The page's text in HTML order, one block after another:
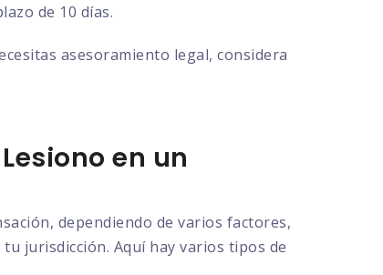
de 10 días.
asesoramiento legal, considera
en un
dependiendo de varios factores,
jurisdicción. Aquí hay varios tipos de